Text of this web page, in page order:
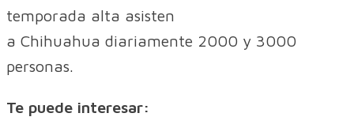
temporada alta asisten
a Chihuahua diariamente 2000 y 3000
personas.
Te puede interesar: